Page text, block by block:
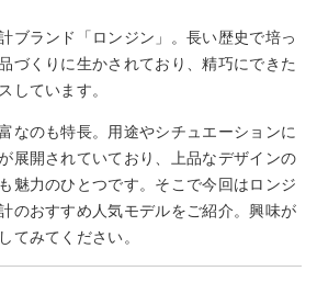
ブランド「ロンジン」。長い歴史で培っ
づくりに生かされており、精巧にできた
しています。
なのも特長。用途やシチュエーションに
展開されていており、上品なデザインの
魅力のひとつです。そこで今回はロンジ
のおすすめ人気モデルをご紹介。興味が
てみてください。